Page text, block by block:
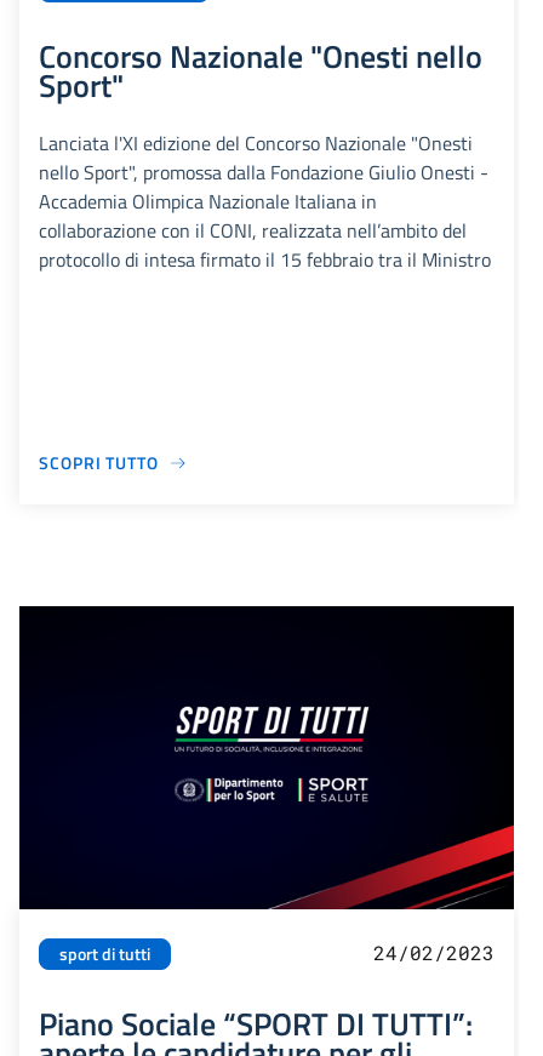
Concorso Nazionale "Onesti nello
Sport"
Lanciata l'XI edizione del Concorso Nazionale "Onesti
nello Sport", promossa dalla Fondazione Giulio Onesti -
Accademia Olimpica Nazionale Italiana in
collaborazione con il CONI, realizzata nell’ambito del
protocollo di intesa firmato il 15 febbraio tra il Ministro
SCOPRI TUTTO
sport di tutti 24/02/2023
Piano Sociale “SPORT DI TUTTI”: